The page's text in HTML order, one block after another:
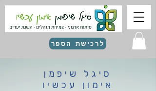
לרכישת הספר
סיגל שיפמן
אימון עכשיו